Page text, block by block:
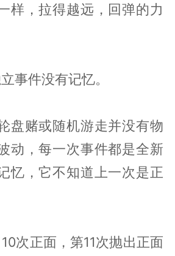
样，拉得越远，回弹的力
事件没有记忆。
盘赌或随机游走并没有物
动，每一次事件都是全新
忆，它不知道上一次是正
次正面，第11次抛出正面